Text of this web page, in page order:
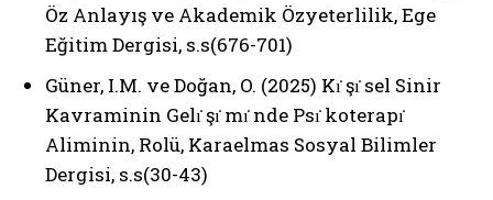
Öz Anlayış ve Akademik Özyeterlilik, Ege
Eğitim Dergisi, s.s(676-701)
Güner, I.M. ve Doğan, O. (2025) Kı̇ şı̇ sel Sinir
Kavraminin Gelı̇ şı̇ mı̇ nde Psı̇ koterapı̇
Aliminin, Rolü, Karaelmas Sosyal Bilimler
Dergisi, s.s(30-43)